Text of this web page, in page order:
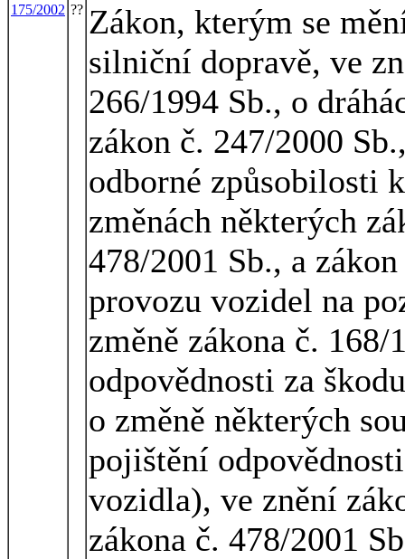
175/2002 ?? Zákon, kterým se
silniční dopravě, ve
266/1994 Sb., o
zákon č. 247/2000
odborné způsobilosti
změnách některých
478/2001 Sb., a
provozu vozidel na
změně zákona č.
odpovědnosti za
o změně některých
pojištění
vozidla), ve znění
zákona č. 478/2001